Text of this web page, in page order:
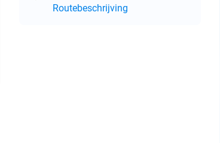
Routebeschrijving